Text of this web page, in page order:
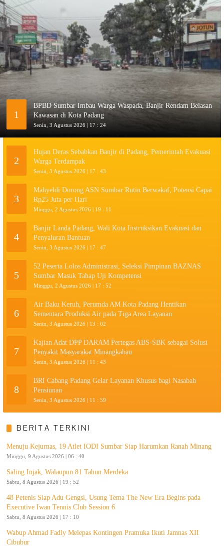
1
BPBD Sumbar Imbau Warga Waspada, Banjir Rendam Belasan
Kawasan di Kota Padang
Senin, 3 Agustus 2026 | 17 : 24
2
Hujan Deras Sebabkan Banjir di Padang, Pemerintah Evakuasi
Warga Terdampak
Senin, 3 Agustus 2026 | 17 : 43
3
Mahyeldi Dorong ASN Sumbar Rutin Berwakaf, Potensi Capai
Rp25 Juta per Hari
Minggu, 2 Agustus 2026 | 19 : 11
4
Banjir Landa Padang, Wali Kota Instruksikan Evakuasi dan
Penyaluran Bantuan
Senin, 3 Agustus 2026 | 17 : 47
5
52 Peserta Lolos Administrasi, Seleksi Pimpinan BAZNAS
Sumbar Masuk Tahap Uji Kompetensi
Minggu, 2 Agustus 2026 | 17 : 52
6
Air Baku Keruh, Perumda AM Kota Padang Hentikan
Sementara Produksi Air pada Tiga Area Layanan
Senin, 3 Agustus 2026 | 13 : 02
7
Kajian Adat DPP DARAM Pertegas ABS-SBK sebagai Solusi
Penyakit Masyarakat Minangkabau
Senin, 3 Agustus 2026 | 11 : 43
8
BRI Cabang Padang Gelar Layanan Khusus bagi Nasabah
Pensiunan
Senin, 3 Agustus 2026 | 11 : 59
BERITA TERKINI
Menuju Kejurnas, 19 Atlet IODI Sumbar Siap Harumkan Ranah Minang
Minggu, 9 Agustus 2026 | 06 : 40
Saling Injak, Walaupun 81 Tahun Merdeka
Sabtu, 8 Agustus 2026 | 19 : 52
48 Petenis Siap Adu Gengsi, Usung Tema The New Era Begins pada
Executive Iwan Tennis Club Session 6
Sabtu, 8 Agustus 2026 | 17 : 10
Wabup Ahmad Fadly Melepas Kontingen Pramuka Ikuti Jamnas XII
Cibubur